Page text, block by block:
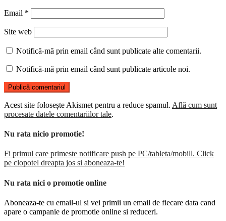
Email *
Site web
Notifică-mă prin email când sunt publicate alte comentarii.
Notifică-mă prin email când sunt publicate articole noi.
Acest site folosește Akismet pentru a reduce spamul. Află cum sunt
procesate datele comentariilor tale.
Nu rata nicio promotie!
Fi primul care primeste notificare push pe PC/tableta/mobill. Click
pe clopotel dreapta jos si aboneaza-te!
Nu rata nici o promotie online
Aboneaza-te cu email-ul si vei primii un email de fiecare data cand
apare o campanie de promotie online si reduceri.